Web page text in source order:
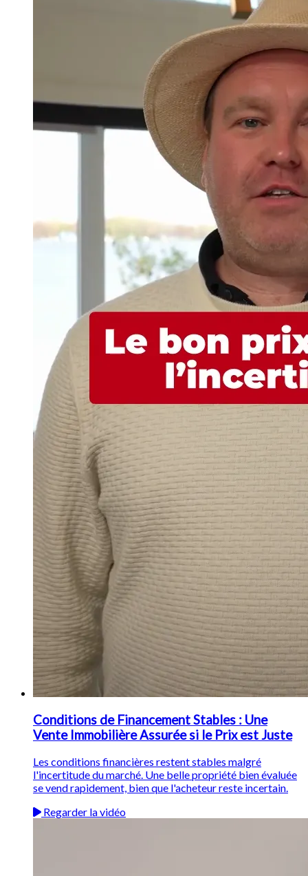
Conditions de Financement Stables : Une
Vente Immobilière Assurée si le Prix est Juste
Les conditions financières restent stables malgré
l'incertitude du marché. Une belle propriété bien évaluée
se vend rapidement, bien que l'acheteur reste incertain.
Regarder la vidéo